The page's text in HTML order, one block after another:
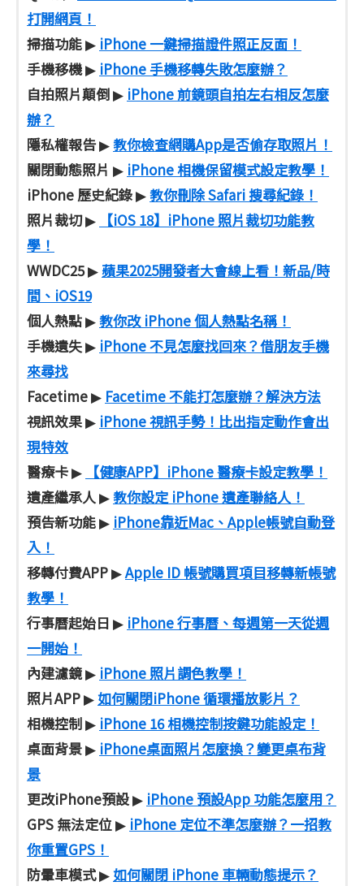
打開網頁！
掃描功能▶ iPhone 一鍵掃描證件照正反面！
手機移機▶ iPhone 手機移轉失敗怎麼辦？
自拍照片顛倒▶ iPhone 前鏡頭自拍左右相反怎麼
辦？
隱私權報告▶教你檢查網購App是否偷存取照片！
關閉動態照片 ▶ iPhone 相機保留模式設定教學！
iPhone 歷史紀錄▶教你刪除 Safari 搜尋紀錄！
照片裁切▶
【iOS 18】iPhone 照片裁切功能教
學！
WWDC25▶蘋果2025開發者大會線上看！新品/時
間、iOS19
個人熱點▶教你改 iPhone 個人熱點名稱！
手機遺失▶ iPhone 不見怎麼找回來？借朋友手機
來尋找
Facetime▶ Facetime 不能打怎麼辦？解決方法
視訊效果▶ iPhone 視訊手勢！比出指定動作會出
現特效
醫療卡▶
【健康APP】iPhone 醫療卡設定教學！
遺產繼承人▶教你設定 iPhone 遺產聯絡人！
預告新功能▶ iPhone靠近Mac、Apple帳號自動登
入！
移轉付費APP▶Apple ID 帳號購買項目移轉新帳號
教學！
行事曆起始日 ▶ iPhone 行事曆、每週第一天從週
一開始！
內建濾鏡▶ iPhone 照片調色教學！
照片APP▶如何關閉iPhone 循環播放影片？
相機控制▶ iPhone 16 相機控制按鍵功能設定！
桌面背景▶ iPhone桌面照片怎麼換？變更桌布背
景
更改iPhone預設▶ iPhone 預設App 功能怎麼用？
GPS 無法定位▶ iPhone 定位不準怎麼辦？一招教
你重置GPS！
防暈車模式▶如何關閉 iPhone 車輛動態提示？